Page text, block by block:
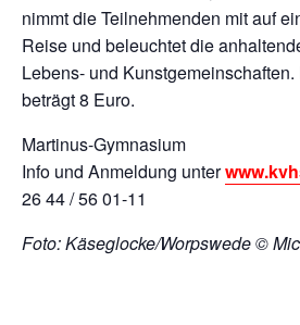
nimmt die Teilnehmenden mit auf
Reise und beleuchtet die
Lebens- und
beträgt 8 Euro.
Martinus-Gymnasium
Info und Anmeldung unter
26 44 / 56 01-11
Foto: Käseglocke/Worpswede ©